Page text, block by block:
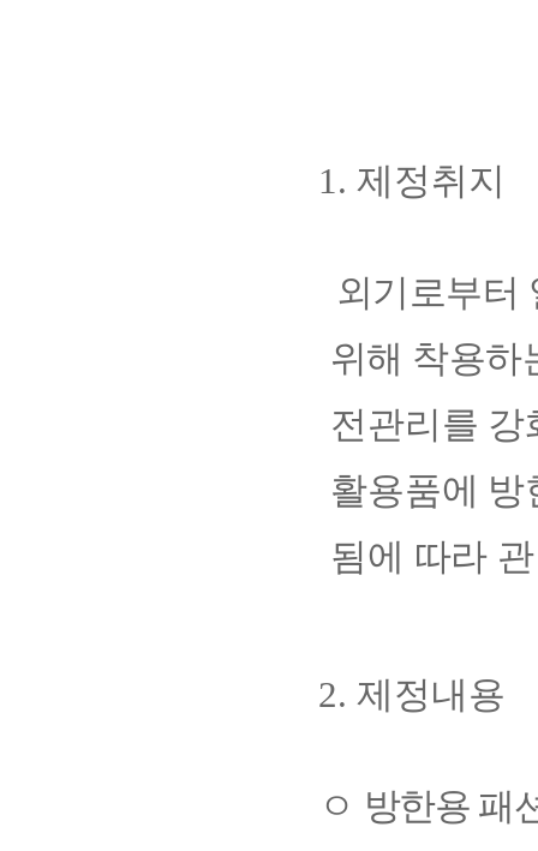
1. 제정취지
외기로부터
위해 착용하
전관리를
활용품에 방
됨에 따라
2. 제정내용
ㅇ 방한용 패